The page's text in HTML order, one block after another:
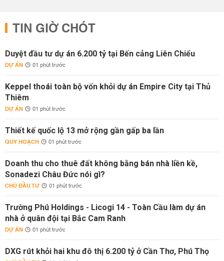
TIN GIỜ CHÓT
Duyệt đầu tư dự án 6.200 tỷ tại Bến cảng Liên Chiểu
DỰ ÁN 01 phút trước
Keppel thoái toàn bộ vốn khỏi dự án Empire City tại Thủ
Thiêm
DỰ ÁN 01 phút trước
Thiết kế quốc lộ 13 mở rộng gần gấp ba lần
QUY HOẠCH 01 phút trước
Doanh thu cho thuê đất không bằng bán nhà liền kề,
Sonadezi Châu Đức nói gì?
CHỦ ĐẦU TƯ 01 phút trước
Trường Phú Holdings - Licogi 14 - Toàn Cầu làm dự án
nhà ở quân đội tại Bắc Cam Ranh
DỰ ÁN 01 phút trước
DXG rút khỏi hai khu đô thị 6.200 tỷ ở Cần Thơ, Phú Thọ